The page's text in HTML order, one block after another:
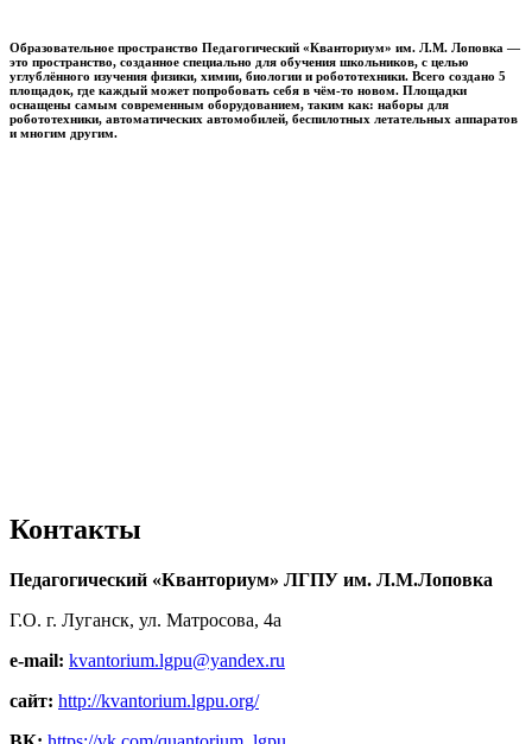
Образовательное пространство Педагогический «Кванториум» им. Л.М. Лоповка —
это пространство, созданное специально для обучения школьников, с целью
углублённого изучения физики, химии, биологии и робототехники. Всего создано 5
площадок, где каждый может попробовать себя в чём-то новом. Площадки
оснащены самым современным оборудованием, таким как: наборы для
робототехники, автоматических автомобилей, беспилотных летательных аппаратов
и многим другим.
Контакты
Педагогический «Кванториум» ЛГПУ им. Л.М.Лоповка
Г.О. г. Луганск, ул. Матросова, 4а
e-mail: kvantorium.lgpu@yandex.ru
сайт: http://kvantorium.lgpu.org/